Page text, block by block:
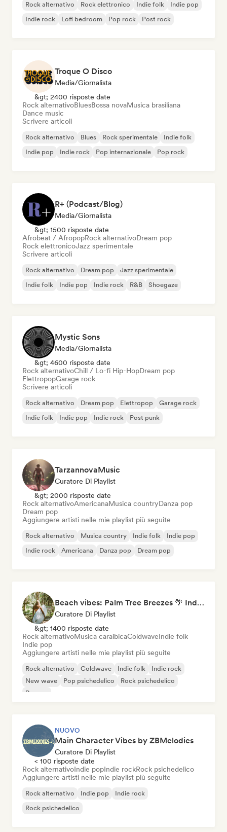
Rock alternativo Rock elettronico Indie folk
Indie pop
Indie rock
Lofi bedroom Pop rock Post rock
Troque O Disco
Media/Giornalista
&gt; 2400 risposte date
Rock alternativoBluesBossa novaMusica brasiliana
Dance music
Scrivere articoli
Rock alternativo Blues Rock sperimentale
Indie folk
Indie pop
Indie rock Pop internazionale Pop rock
R+ (Podcast/Blog)
Media/Giornalista
&gt; 1500 risposte date
Afrobeat / AfropopRock alternativoDream pop
Rock elettronicoJazz sperimentale
Scrivere articoli
Rock alternativo Dream pop
Jazz sperimentale
Indie folk
Indie pop Indie rock R&B Shoegaze
Mystic Sons
Media/Giornalista
&gt; 4600 risposte date
Rock alternativoChill / Lo-fi Hip-HopDream pop
ElettropopGarage rock
Scrivere articoli
Rock alternativo Dream pop Elettropop
Garage rock
Indie folk
Indie pop Indie rock Post punk
TarzannovaMusic
Curatore Di Playlist
&gt; 2000 risposte date
Rock alternativoAmericanaMusica countryDanza pop
Dream pop
Aggiungere artisti nelle mie playlist più seguite
Rock alternativo Musica country Indie folk
Indie pop
Indie rock
Americana Danza pop Dream pop
Beach vibes: Palm Tree Breezes 🌴 Indie Folk, Acoustic & Singer-Songwriter
Curatore Di Playlist
&gt; 1400 risposte date
Rock alternativoMusica caraibicaColdwaveIndie folk
Indie pop
Aggiungere artisti nelle mie playlist più seguite
Rock alternativo Coldwave Indie folk
Indie rock
New wave
Pop psichedelico
Rock psichedelico
Reggae
NUOVO
Main Character Vibes by ZBMelodies
Curatore Di Playlist
< 100 risposte date
Rock alternativoIndie popIndie rockRock psichedelico
Aggiungere artisti nelle mie playlist più seguite
Rock alternativo Indie pop
Indie rock
Rock psichedelico